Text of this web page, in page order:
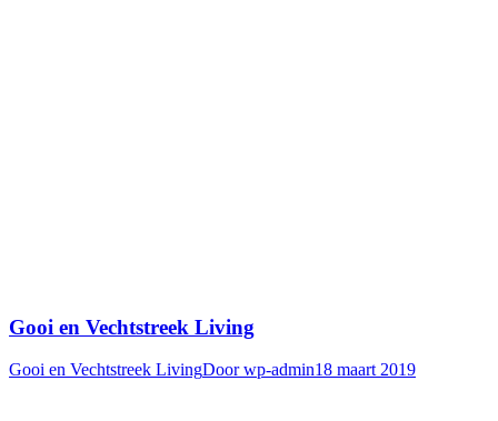
Gooi en Vechtstreek Living
Gooi en Vechtstreek LivingDoorwp-admin18 maart 2019